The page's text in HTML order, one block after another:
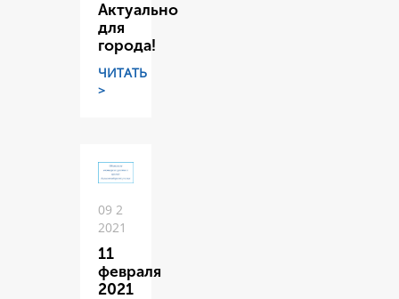
Актуально
для
города!
ЧИТАТЬ
>
09 2
2021
11
февраля
2021